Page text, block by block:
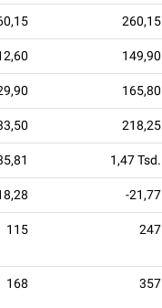
260,15
149,90
165,80
218,25
1,47 Tsd.
-21,77
115 247
168 357